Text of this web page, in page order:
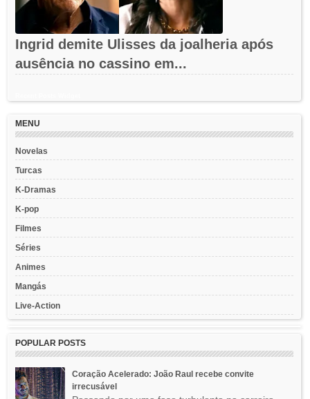
Ingrid demite Ulisses da joalheria após
ausência no cassino em...
MENU
Novelas
Turcas
K-Dramas
K-pop
Filmes
Séries
Animes
Mangás
Live-Action
POPULAR POSTS
Coração Acelerado: João Raul recebe convite
irrecusável